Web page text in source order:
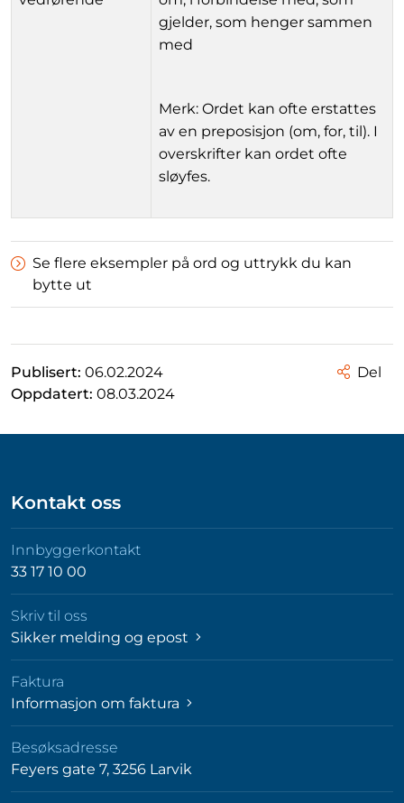
gjelder, som henger sammen
med
Merk: Ordet kan ofte erstattes
av en preposisjon (om, for, til). I
overskrifter kan ordet ofte
sløyfes.
Se flere eksempler på ord og uttrykk du kan
bytte ut
Publisert: 06.02.2024
Oppdatert: 08.03.2024
Del
Kontakt oss
Innbyggerkontakt
33 17 10 00
Skriv til oss
Sikker melding og epost
Faktura
Informasjon om faktura
Besøksadresse
Feyers gate 7, 3256 Larvik